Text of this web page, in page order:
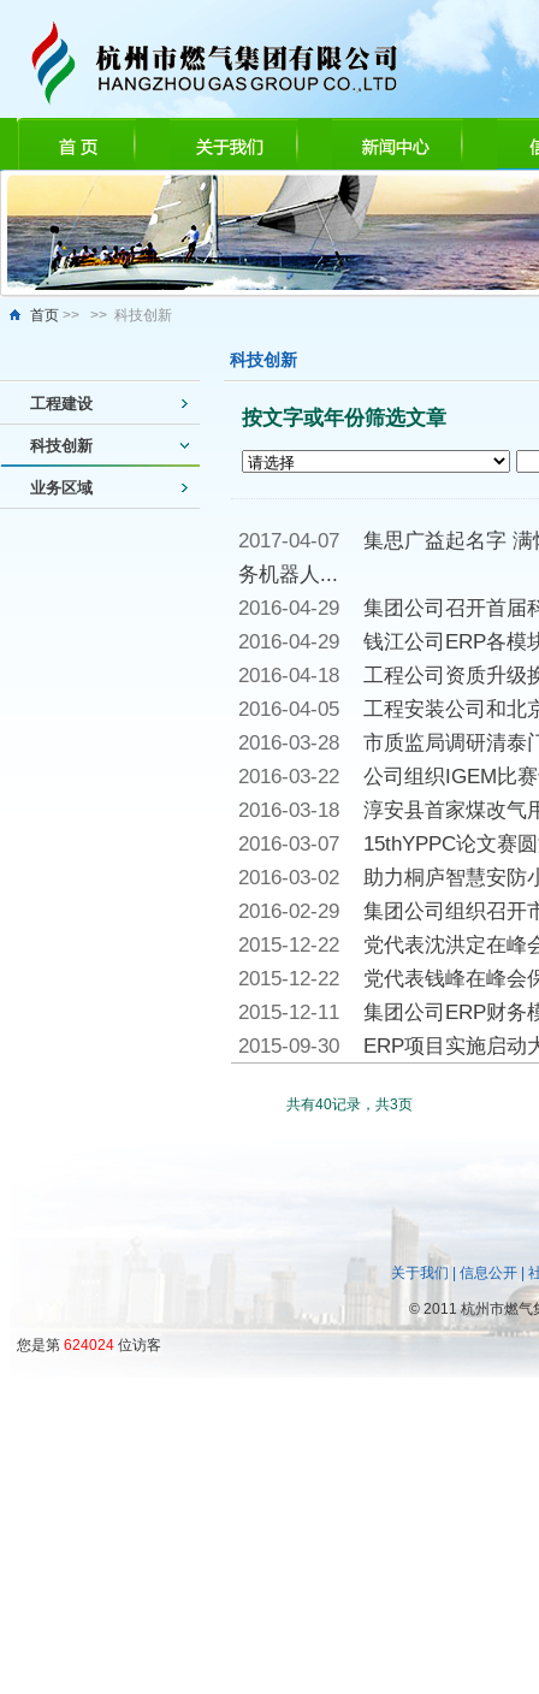
首页 >> >> 科技创新
工程建设
科技创新
业务区域
科技创新
按文字或年份筛选文章
2017-04-07
集思广益起名字
务机器人...
2016-04-29
集团公司召开首届
2016-04-29
钱江公司ERP各模
2016-04-18
工程公司资质升级
2016-04-05
工程安装公司和北
2016-03-28
市质监局调研清泰
2016-03-22
公司组织IGEM比
2016-03-18
淳安县首家煤改气
2016-03-07
15thYPPC论文赛
2016-03-02
助力桐庐智慧安防
2016-02-29
集团公司组织召开
2015-12-22
党代表沈洪定在峰
2015-12-22
党代表钱峰在峰会
2015-12-11
集团公司ERP财务
2015-09-30
ERP项目实施启动
共有40记录，共3页
关于我们 信息公开
©2011 杭州市燃气
您是第 624024 位访客